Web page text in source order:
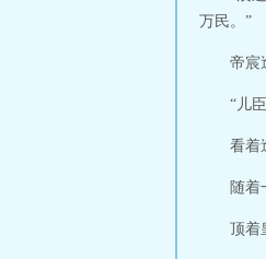
万民。”
帝宸
“儿
看着
随着
顶着